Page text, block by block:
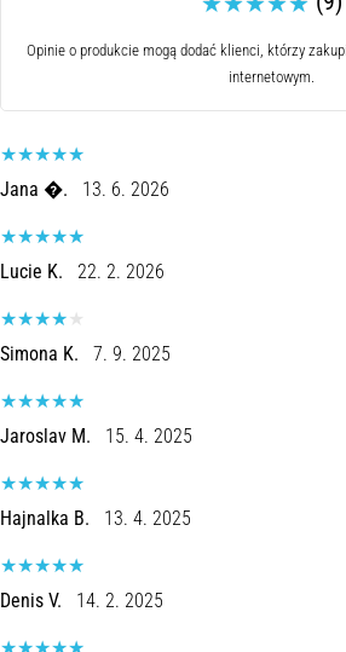
Bieg
test:
Czym
i
jak
je
prawidłowo
wykonywać?
W
praktyce
run
testuje
szybkość,
zwinność
zmianę
kierunku.
Opinie o produkcie mogą dodać klienci, którzy
internetowym.
Jana �. 13. 6. 2026
Lucie K. 22. 2. 2026
Simona K. 7. 9. 2025
Jaroslav M. 15. 4. 2025
Hajnalka B. 13. 4. 2025
Denis V. 14. 2. 2025